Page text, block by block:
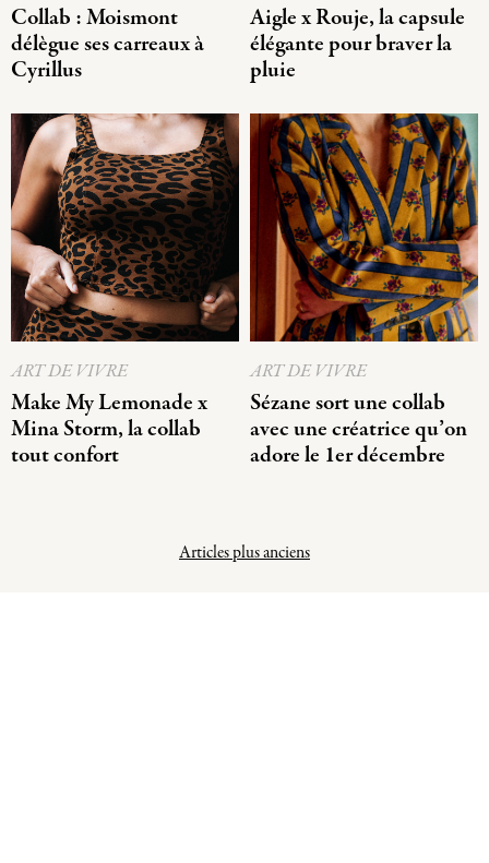
Collab : Moismont
délègue ses carreaux à
Cyrillus
Aigle x Rouje, la capsule
élégante pour braver la
pluie
ART DE VIVRE
Make My Lemonade x
Mina Storm, la collab
tout confort
ART DE VIVRE
Sézane sort une collab
avec une créatrice qu’on
adore le 1er décembre
Navigation
Articles plus anciens